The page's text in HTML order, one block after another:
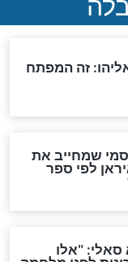
הקץ?
אפיקורסות
של